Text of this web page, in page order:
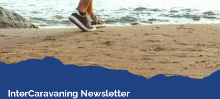
InterCaravaning Newsletter